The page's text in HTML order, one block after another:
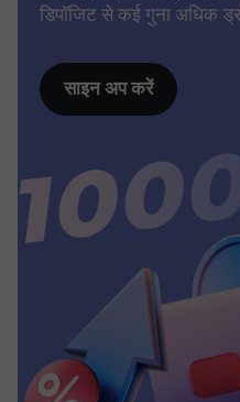
डिपॉजिट से कई गुना अधिक
साइन अप करें